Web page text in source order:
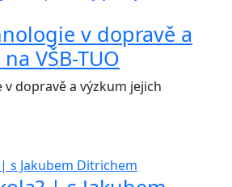
v dopravě a
VŠB-TUO
dopravě a výzkum jejich